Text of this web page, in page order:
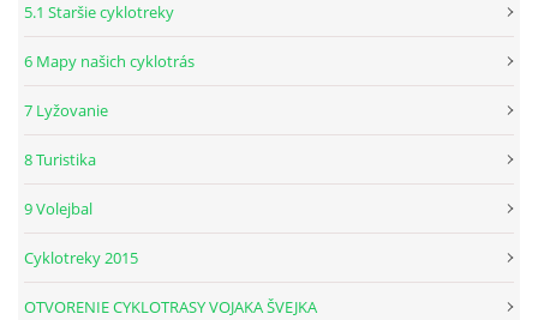
5.1 Staršie cyklotreky
6 Mapy našich cyklotrás
7 Lyžovanie
8 Turistika
9 Volejbal
Cyklotreky 2015
OTVORENIE CYKLOTRASY VOJAKA ŠVEJKA